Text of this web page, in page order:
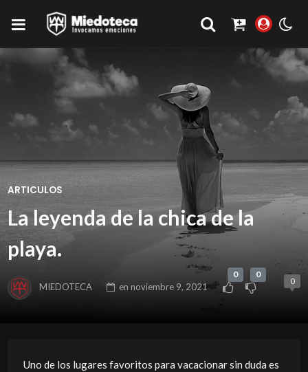
ARTICULOS
La leyenda de la chica de la
playa.
MIEDOTECA en noviembre 9, 2021
0 0
0
Uno de los lugares favoritos para vacacionar sin duda es